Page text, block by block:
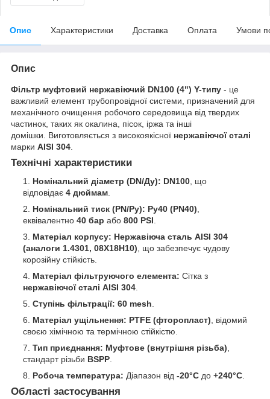
Опис Характеристики Доставка Оплата Умови
Опис
Фільтр муфтовий нержавіючий DN100 (4") Y-типу - це
важливий елемент трубопровідної системи, призначений для
механічного очищення робочого середовища від твердих
частинок, таких як окалина, пісок, іржа та інші
домішки. Виготовляється з високоякісної нержавіючої сталі
марки AISI 304
Технічні характеристики
Номінальний діаметр (DN/Ду): DN100 , що
відповідає 4 дюймам
Номінальний тиск (PN/Ру): Ру40 (PN40)
еквівалентно 40 бар або 800 PSI
Матеріал корпусу: Нержавіюча сталь AISI 304
(аналоги 1.4301, 08Х18Н10) , що забезпечує чудову
корозійну стійкість.
Матеріал фільтруючого елемента: Сітка з
нержавіючої сталі AISI 304
Ступінь фільтрації: 60 mesh
Матеріал ущільнення: PTFE (фторопласт) , відомий
своєю хімічною та термічною стійкістю.
Тип приєднання: Муфтове (внутрішня різьба)
стандарт різьби BSPP
Робоча температура: Діапазон від -20°C до +240°C
Області застосування